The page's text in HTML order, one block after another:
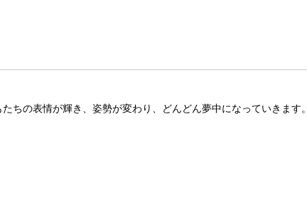
ちの表情が輝き、姿勢が変わり、どんどん夢中になっていきます。